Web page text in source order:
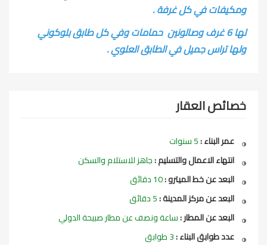
ومكيفات في كل غرفة .
لها 6 غرف وصالونين حمامات وفي كل طابق بلوكوني
ولها تراس جميل في الطابق العلوي .
خصائص العقار
عمر البناء :
انتهاء الاعمال والتسليم :جاهز للاستلام والسكن
البعد عن خط الميترو :
البعد عن مركز المدينة :
البعد عن المطار :ساعة ونصف عن مطار صبيحة الدولي
عدد طوابق البناء :